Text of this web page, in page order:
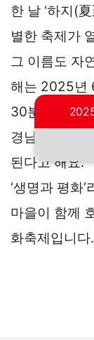
한 날 ‘하지(
별한 축제가
그 이름도 자
해는 2025년
30분까지,
경남 산청군
된다고 해요.
‘생명과 평화
마을이 함께
화축제입니다.